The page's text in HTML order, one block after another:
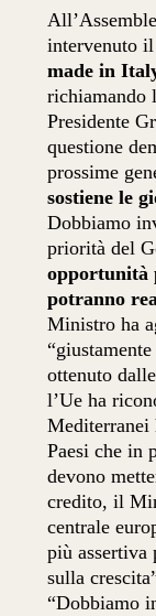
intervenuto
made in
richiamando
Presidente
questione
prossime
sostiene le
Dobbiamo
priorità del
opportunità
potranno
Ministro ha
ottenuto
l’Ue ha
Mediterranei
Paesi che in
devono
credito, il
centrale
più assertiva
sulla
“Dobbiamo